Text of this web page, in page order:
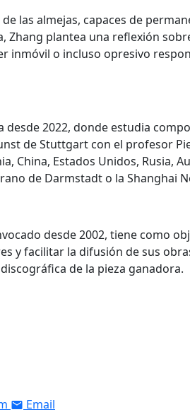
las almejas, capaces de
Zhang plantea una reflexión
inmóvil o incluso opresivo
desde 2022, donde estudia
de Stuttgart con el profesor
China, Estados Unidos, Rusia,
de Darmstadt o la Shanghai
desde 2002, tiene como
y facilitar la difusión de sus
de la pieza ganadora.
Email